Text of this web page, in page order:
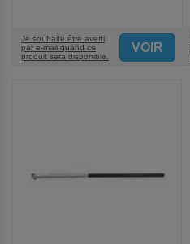
Je souhaite être averti
par e-mail quand ce
produit sera disponible.
VOIR